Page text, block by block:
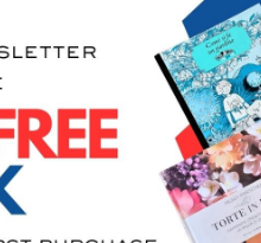
BOOKS FOR CHILDREN & YOUNG